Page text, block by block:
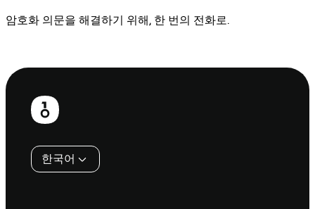
암호화 의문을 해결하기 위해, 한 번의 전화로.
보
한국어